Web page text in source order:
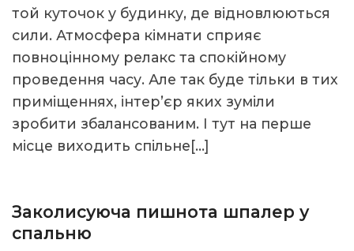
той куточок у будинку, де відновлюються
сили. Атмосфера кімнати сприяє
повноцінному релакс та спокійному
проведення часу. Але так буде тільки в тих
приміщеннях, інтер’єр яких зуміли
зробити збалансованим. І тут на перше
місце виходить спільне[…]
Заколисуюча пишнота шпалер у
спальню